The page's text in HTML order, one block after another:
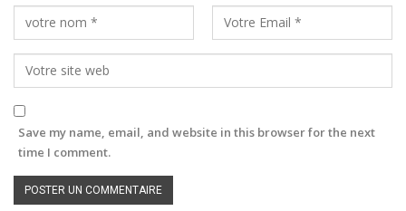
Save my name, email, and website in this browser for the next
time I comment.